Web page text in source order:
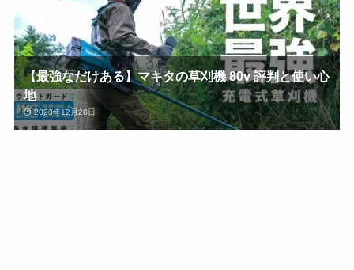
【最強なだけある】マキタの草刈機 80v 評判と使い心
地
2023年12月28日